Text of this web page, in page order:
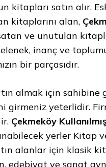
kitapları satın alır.
kitaplarını alan,
ve unutulan
inanç ve
bir parçasıdır.
almak için sahibine
girmeniz yeterlidir.
Çekmeköy
yerler Kitap
alanlar için klasik
edebiyat ve sanat